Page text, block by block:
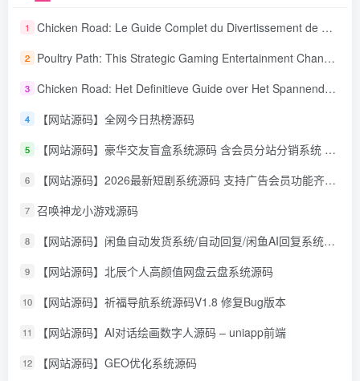
1 Chicken Road: Le Guide Complet du Divertissement de Maison de Jeu Stratégique
2 Poultry Path: This Strategic Gaming Entertainment Changing Sequence Forecasting
3 Chicken Road: Het Definitieve Guide over Het Spannende Gokspel
4 【网站源码】全网今日热榜源码
5 【网站源码】豪华交友盲盒系统源码 含会员分站分销系统 可易支付
6 【网站源码】2026最新短剧系统源码 支持广告会员功能齐全短剧源码
7 召唤神龙小游戏源码
8 【网站源码】闲鱼自动发货系统/自动回复/闲鱼AI回复系统源码
9 【网站源码】北辰个人高颜值网盘云盘系统源码
10 【网站源码】祈福导航系统源码V1.8 修复Bug版本
11 【网站源码】AI对话绘画数字人源码 – uniapp前端
12 【网站源码】GEO优化系统源码